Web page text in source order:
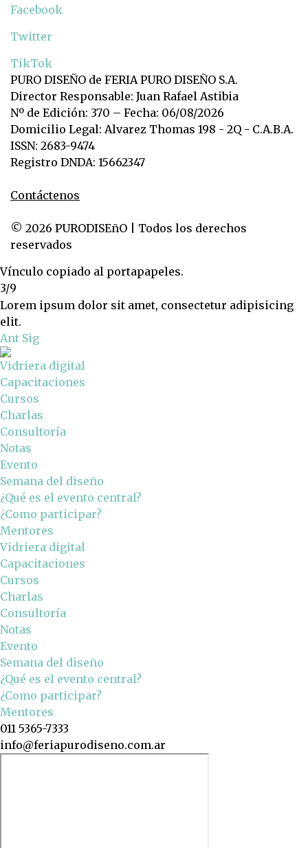
Facebook
Twitter
TikTok
PURO DISEÑO de FERIA PURO DISEÑO S.A.
Director Responsable: Juan Rafael Astibia
Nº de Edición: 370 – Fecha: 06/08/2026
Domicilio Legal: Alvarez Thomas 198 - 2Q - C.A.B.A.
ISSN: 2683-9474
Registro DNDA: 15662347
Contáctenos
© 2026 PURODISEñO | Todos los derechos
reservados
Vínculo copiado al portapapeles.
3/9
Lorem ipsum dolor sit amet, consectetur adipisicing
elit.
Ant Sig
Vidriera digital
Capacitaciones
Cursos
Charlas
Consultoría
Notas
Evento
Semana del diseño
¿Qué es el evento central?
¿Como participar?
Mentores
Vidriera digital
Capacitaciones
Cursos
Charlas
Consultoría
Notas
Evento
Semana del diseño
¿Qué es el evento central?
¿Como participar?
Mentores
011 5365-7333
info@feriapurodiseno.com.ar